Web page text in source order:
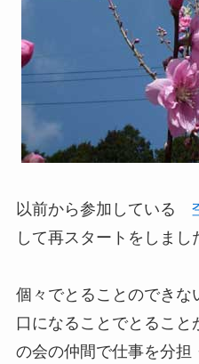
以前から参加している
して再スタートをしまし
個々でとることのできな
口になることでとること
の会の仲間で仕事を分担